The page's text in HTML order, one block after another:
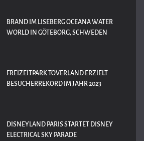
BRAND IM LISEBERG OCEANA WATER
WORLD IN GÖTEBORG, SCHWEDEN
FREIZEITPARK TOVERLAND ERZIELT
BESUCHERREKORD IM JAHR 2023
DISNEYLAND PARIS STARTET DISNEY
ELECTRICAL SKY PARADE